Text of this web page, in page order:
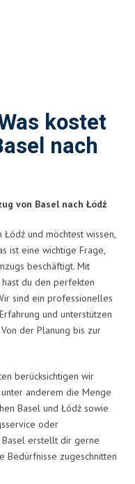
kostet
nach
von Basel nach Łódź
und möchtest wissen,
ist eine wichtige Frage,
beschäftigt. Mit
du den perfekten
sind ein professionelles
und unterstützen
der Planung bis zur
berücksichtigen wir
anderem die Menge
Basel und Łódź sowie
oder
erstellt dir gerne
zugeschnitten